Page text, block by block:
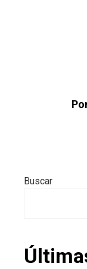
Buscar